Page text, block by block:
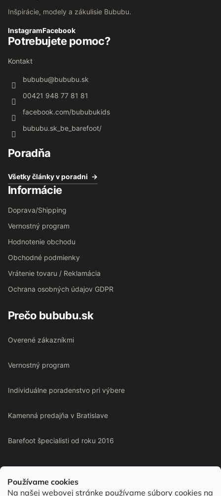
Používame cookies
Na našej webovej stránke používame súbory cookies na
Inšpirácie, modely a zákulisie Bububu.
InstagramFacebook
Potrebujete pomoc?
Kontakt
bububu@bububu.sk
00421 948 77 81 81
facebook.com/bububukids
bububu.sk_be_barefoot/
Poradňa
Všetky články v poradni
Informácie
Doprava/Shipping
Vernostný program
Hodnotenie obchodu
Obchodné podmienky
Vrátenie tovaru / Reklamácia
Ochrana osobných údajov GDPR
Prečo bububu.sk
Overené zákazníkmi
Vernostný program
Individuálne poradenstvo pri výbere
Kamenná predajňa v Bratislave
Barefoot špecialisti od roku 2016